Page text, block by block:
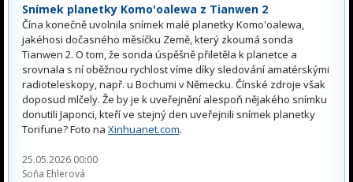
Snímek planetky Komo'oalewa z Tianwen 2
Čína konečně uvolnila snímek malé planetky Komo'oalewa,
jakéhosi dočasného měsíčku Země, který zkoumá sonda
Tianwen 2. O tom, že sonda úspěšně přiletěla k planetce a
srovnala s ní oběžnou rychlost víme díky sledování amatérskými
radioteleskopy, např. u Bochumi v Německu. Čínské zdroje však
doposud mlčely. Že by je k uveřejnění alespoň nějakého snímku
donutili Japonci, kteří ve stejný den uveřejnili snímek planetky
Torifune? Foto na Xinhuanet.com.
25.05.2026 00:00
Soňa Ehlerová